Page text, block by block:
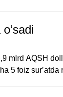
AQSH
5 foiz